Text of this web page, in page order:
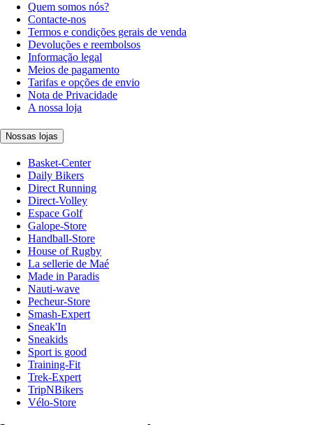
Quem somos nós?
Contacte-nos
Termos e condições gerais de venda
Devoluções e reembolsos
Informação legal
Meios de pagamento
Tarifas e opções de envio
Nota de Privacidade
A nossa loja
Nossas lojas
Basket-Center
Daily Bikers
Direct Running
Direct-Volley
Espace Golf
Galope-Store
Handball-Store
House of Rugby
La sellerie de Maé
Made in Paradis
Nauti-wave
Pecheur-Store
Smash-Expert
Sneak'In
Sneakids
Sport is good
Training-Fit
Trek-Expert
TripNBikers
Vélo-Store